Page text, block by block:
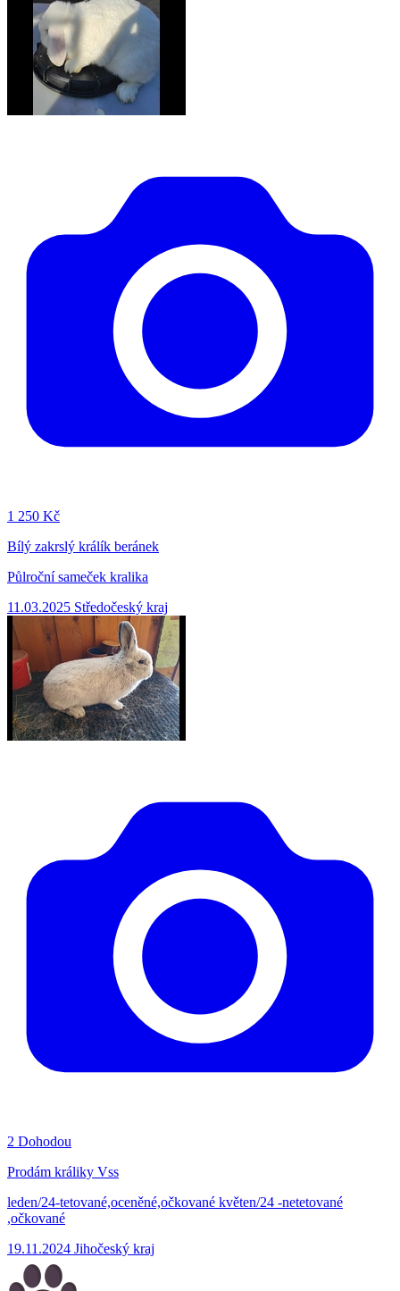
1 250 Kč
Bílý zakrslý králík beránek
Půlroční sameček kralika
11.03.2025 Středočeský kraj
2 Dohodou
Prodám králiky Vss
leden/24-tetované,oceněné,očkované květen/24 -netetované
,očkované
19.11.2024 Jihočeský kraj